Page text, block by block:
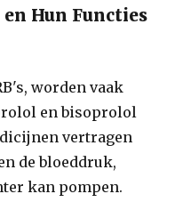
Hun Functies
worden vaak
en bisoprolol
vertragen
de bloeddruk,
kan pompen.